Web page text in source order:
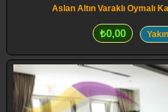
Aslan Altın Varaklı Oymalı
₺0,00